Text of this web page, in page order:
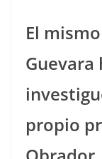
El
Guevara
propio